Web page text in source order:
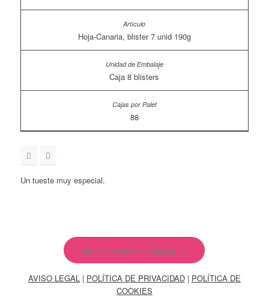
Hoja-Canaria, blister 7 unid 190g
Caja 8 blisters
88
Un tueste muy especial.
diputacioncordobashopping.es
AVISO LEGAL| POLÍTICA DE PRIVACIDAD| POLÍTICA DE
COOKIES